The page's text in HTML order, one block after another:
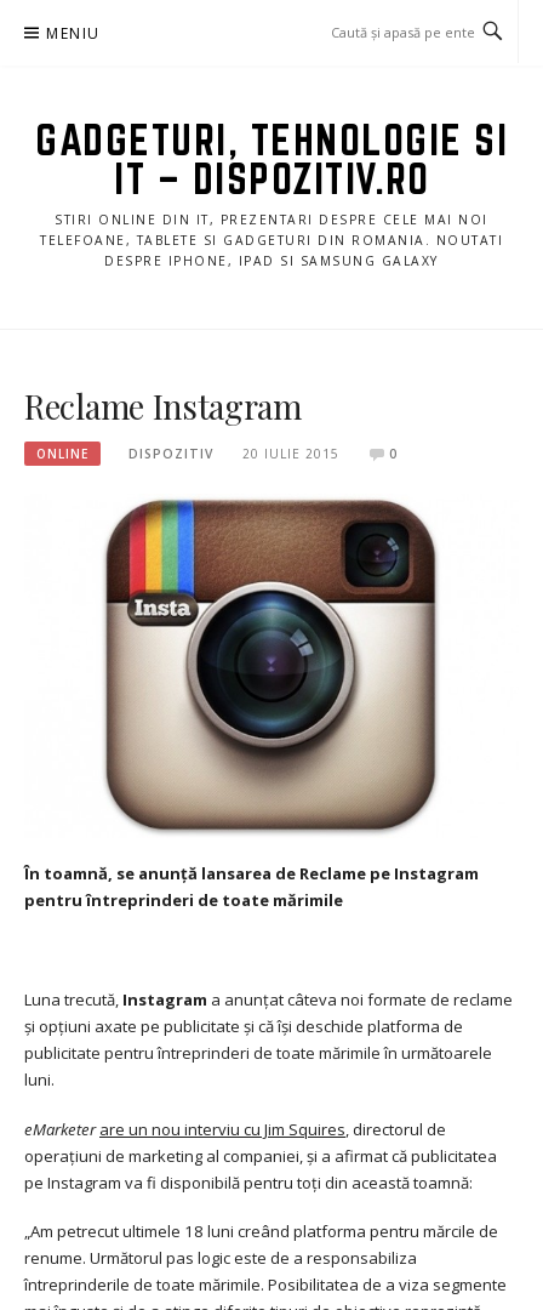
MENIU
GADGETURI, TEHNOLOGIE SI
IT – DISPOZITIV.RO
STIRI ONLINE DIN IT, PREZENTARI DESPRE CELE MAI NOI
TELEFOANE, TABLETE SI GADGETURI DIN ROMANIA. NOUTATI
DESPRE IPHONE, IPAD SI SAMSUNG GALAXY
Reclame Instagram
ONLINE DISPOZITIV 20 IULIE 2015 0
În toamnă, se anunță lansarea de Reclame pe Instagram
pentru întreprinderi de toate mărimile
Luna trecută, Instagram a anunțat câteva noi formate de reclame
și opțiuni axate pe publicitate și că își deschide platforma de
publicitate pentru întreprinderi de toate mărimile în următoarele
luni.
eMarketer are un nou interviu cu Jim Squires, directorul de
operațiuni de marketing al companiei, și a afirmat că publicitatea
pe Instagram va fi disponibilă pentru toți din această toamnă:
„Am petrecut ultimele 18 luni creând platforma pentru mărcile de
renume. Următorul pas logic este de a responsabiliza
întreprinderile de toate mărimile. Posibilitatea de a viza segmente